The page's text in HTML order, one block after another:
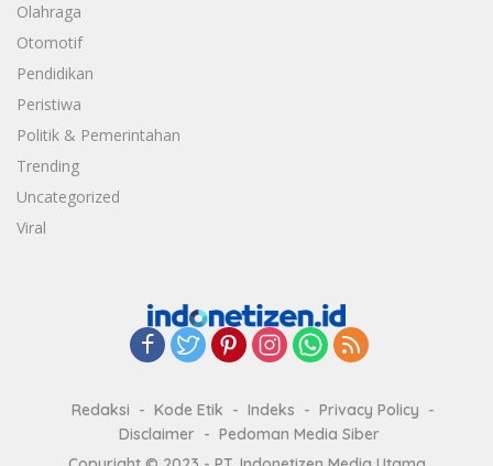
Olahraga
Otomotif
Pendidikan
Peristiwa
Politik & Pemerintahan
Trending
Uncategorized
Viral
Redaksi Kode Etik Indeks
Privacy Policy
Disclaimer
Pedoman Media Siber